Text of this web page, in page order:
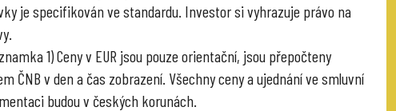
je specifikován ve standardu. Investor si vyhrazuje právo na
1) Ceny v EUR jsou pouze orientační, jsou přepočteny
ČNB v den a čas zobrazení. Všechny ceny a ujednání ve smluvní
budou v českých korunách.